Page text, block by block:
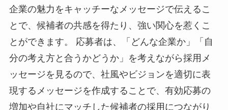
企業の魅力をキャッチーなメッセージで伝えるこ
とで、候補者の共感を得たり、強い関心を惹くこ
とができます。 応募者は、「どんな企業か」「自
分の考え方と合うかどうか」を考えながら採用メ
ッセージを見るので、社風やビジョンを適切に表
現するメッセージを作成することで、有効応募の
増加や自社にマッチした候補者の採用につながり